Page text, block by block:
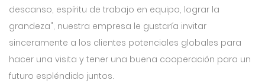
descanso, espíritu de trabajo en equipo, lograr la
grandeza", nuestra empresa le gustaría invitar
sinceramente a los clientes potenciales globales para
hacer una visita y tener una buena cooperación para un
futuro espléndido juntos.